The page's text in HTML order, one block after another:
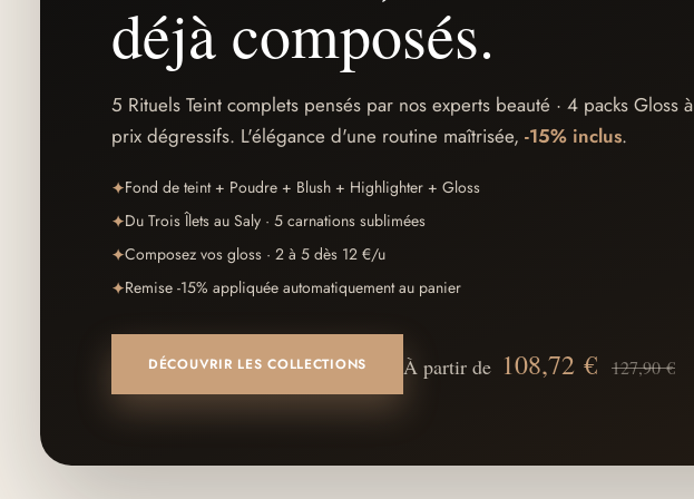
déjà composés.
5 Rituels Teint complets pensés par nos experts beauté · 4 packs Gloss à
prix dégressifs. L'élégance d'une routine maîtrisée, -15% inclus.
✦Fond de teint + Poudre + Blush + Highlighter + Gloss
✦Du Trois Îlets au Saly · 5 carnations sublimées
✦Composez vos gloss · 2 à 5 dès 12 €/u
✦Remise -15% appliquée automatiquement au panier
DÉCOUVRIR LES COLLECTIONS À partir de 108,72 € 127,90 €